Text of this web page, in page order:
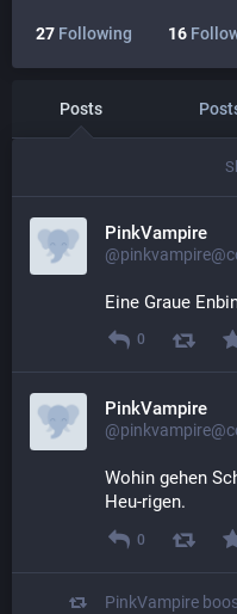
27 Following 16
Posts
PinkVampire
Eine Graue
0
PinkVampire
Wohin gehen
Heu-rigen.
0
PinkVampire